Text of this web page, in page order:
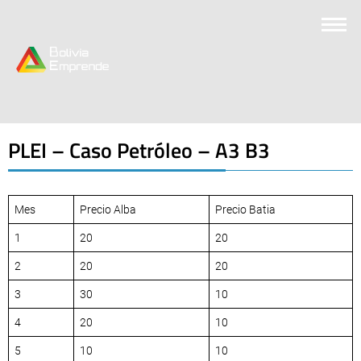
PLEI – Caso Petróleo – A3 B3
Mes Precio Alba Precio Batia
1 20 20
2 20 20
3 30 10
4 20 10
5 10 10